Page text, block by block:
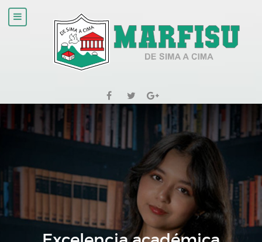
¡Bienvenidos al Aprendizaje!
Iniciemos juntos un nuevo viaje educativo lleno de
descubrimientos y éxitos. ¡Bienvenidos al curso 2024!